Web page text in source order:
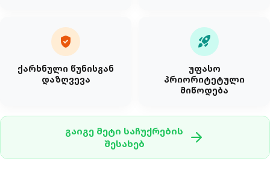
verified_user
ქარხნული წუნისგან
დაზღვევა
rocket_launch
უფასო
პრიორიტეტული
მიწოდება
გაიგე მეტი საჩუქრების
შესახებ
arrow_forward